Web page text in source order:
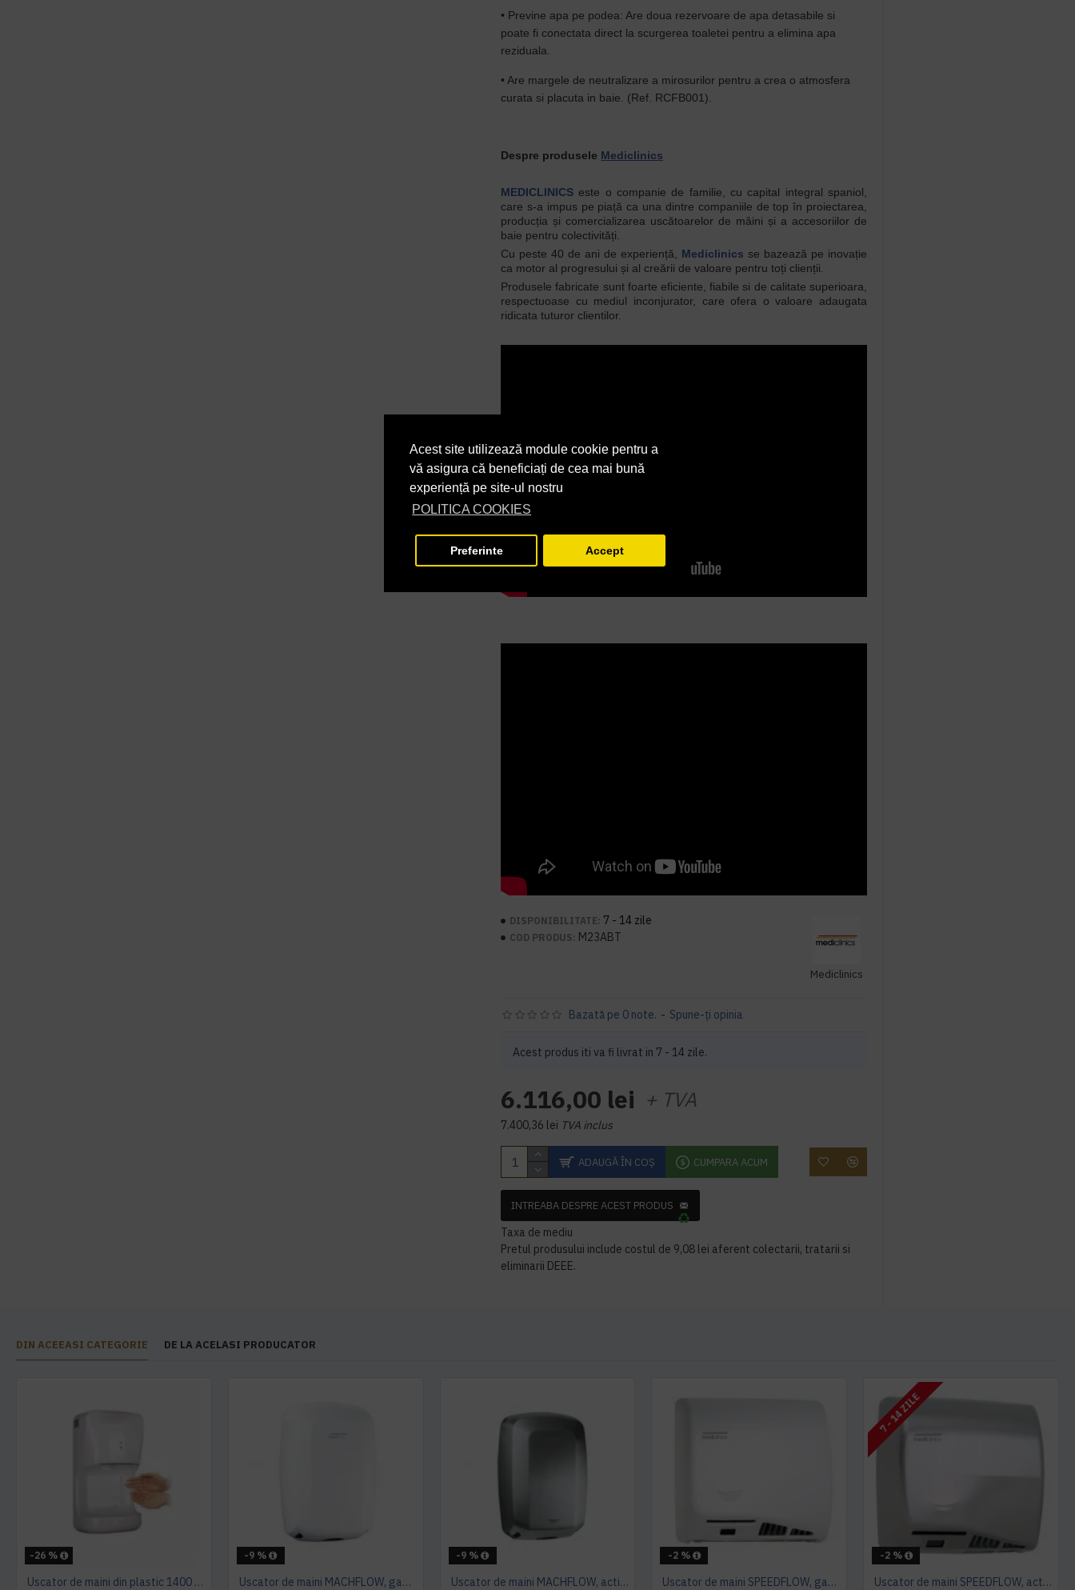
Acest site utilizează module cookie pentru a
vă asigura că beneficiați de cea mai bună
experiență pe site-ul nostru
POLITICA COOKIES
Preferinte Accept
• Previne apa pe podea: Are doua rezervoare de apa detasabile si
poate fi conectata direct la scurgerea toaletei pentru a elimina apa
reziduala.
• Are margele de neutralizare a mirosurilor pentru a crea o atmosfera
curata si placuta in baie. (Ref. RCFB001).
Despre produsele Mediclinics
MEDICLINICS este o companie de familie, cu capital integral spaniol,
care s-a impus pe piață ca una dintre companiile de top în proiectarea,
producția și comercializarea uscătoarelor de mâini și a accesoriilor de
baie pentru colectivități.
Cu peste 40 de ani de experiență, Mediclinics se bazează pe inovație
ca motor al progresului și al creării de valoare pentru toți clienții.
Produsele fabricate sunt foarte eficiente, fiabile si de calitate superioara,
respectuoase cu mediul inconjurator, care ofera o valoare adaugata
ridicata tuturor clientilor.
DISPONIBILITATE: 7 - 14 zile
COD PRODUS: M23ABT
Mediclinics
Acest produs iti va fi livrat in 7 - 14 zile.
Bazată pe 0 note. - Spune-ţi opinia
6.116,00 lei + TVA
7.400,36 lei TVA inclus
ADAUGĂ ÎN COŞ CUMPARA ACUM
INTREABA DESPRE ACEST PRODUS
Taxa de mediu
Pretul produsului include costul de 9,08 lei aferent colectarii, tratarii si
eliminarii DEEE.
DIN ACEEASI CATEGORIE DE LA ACELASI PRODUCATOR
-26 %
Uscator de maini din plastic 1400 W AQAS
-9 %
Uscator de maini MACHFLOW, gama Eco, actionare cu senzor, Mediclinics
-9 %
Uscator de maini MACHFLOW, actionare cu senzor, gama ECO, Mediclinics
-2 %
Uscator de maini SPEEDFLOW, gama ECO, actionare cu senzor, Mediclinics
-2 %
7 - 14 ZILE
Uscator de maini SPEEDFLOW, actionare cu senzor, Mediclinics